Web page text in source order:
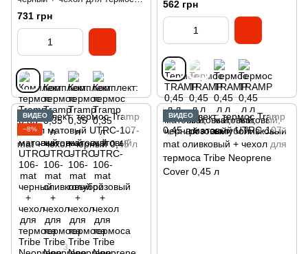
Tribe Neoprene Cover 0,35 л
731 грн
562 грн
ВИДЕО
−8%
3
ВИДЕО